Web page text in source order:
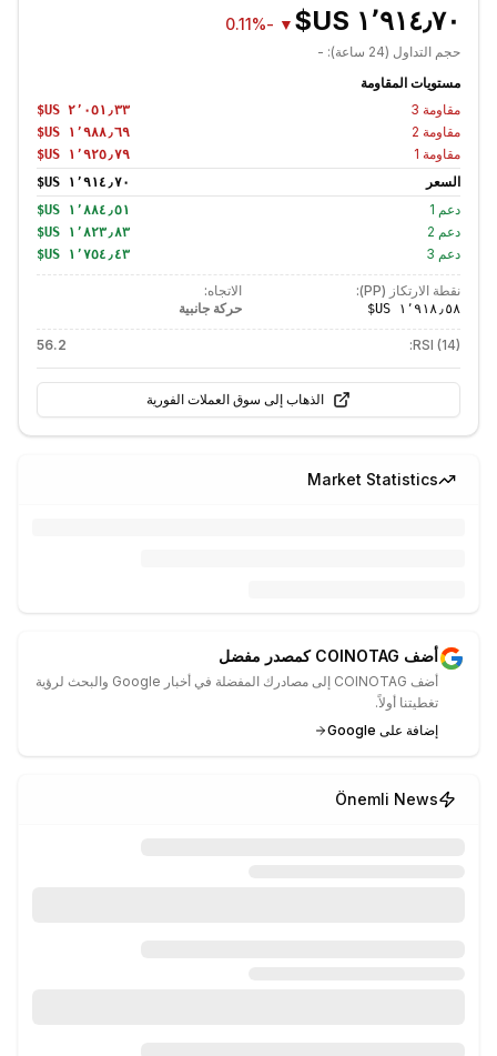
▼
-0.11%
حجم التداول (24 ساعة):
-
مستويات المقاومة
مقاومة 3
مقاومة 2
مقاومة 1
السعر
دعم 1
دعم 2
دعم 3
نقطة الارتكاز (PP):
الاتجاه:
حركة جانبية
RSI (14):
56.2
الذهاب إلى سوق العملات الفورية
Market Statistics
أضف COINOTAG كمصدر مفضل
أضف COINOTAG إلى مصادرك المفضلة في أخبار Google والبحث لرؤية
تغطيتنا أولاً.
إضافة على Google
Önemli News